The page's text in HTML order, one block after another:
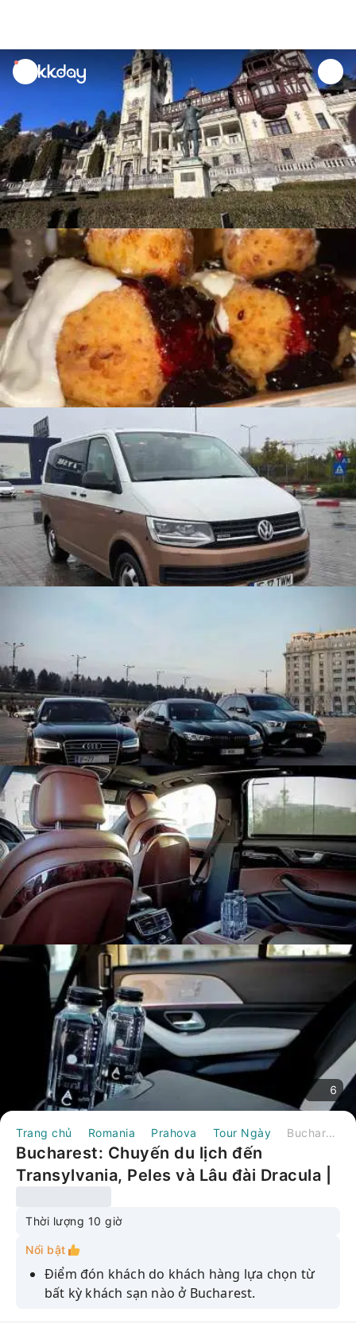
unread
notifications
6
Trang chủ Romania Prahova Tour Ngày Bucharest: Chuyến du lịch đến Transylvania, Peles và Lâu đài Dracula | Romania
Bucharest: Chuyến du lịch đến
Transylvania, Peles và Lâu đài Dracula |
Thời lượng 10 giờ
Nổi bật
Điểm đón khách do khách hàng lựa chọn từ
bất kỳ khách sạn nào ở Bucharest.
Tham quan các lâu đài ở Transylvania